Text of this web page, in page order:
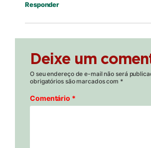
Responder
Deixe um
O seu endereço de e-mail não será
obrigatórios são marcados com *
Comentário *